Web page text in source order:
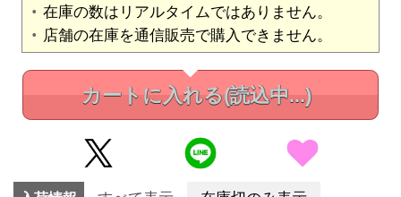
在庫の数はリアルタイムではありません。
店舗の在庫を通信販売で購入できません。
カートに入れる(読込中...)